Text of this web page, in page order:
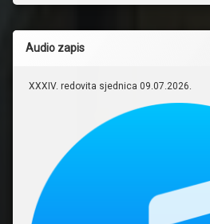
Audio zapis
XXXIV. redovita sjednica 09.07.2026.